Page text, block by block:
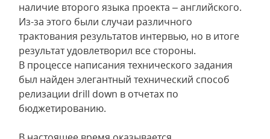
наличие второго языка проекта – английского.
Из-за этого были случаи различного
трактования результатов интервью, но в итоге
результат удовлетворил все стороны.
В процессе написания технического задания
был найден элегантный технический способ
релизации drill down в отчетах по
бюджетированию.